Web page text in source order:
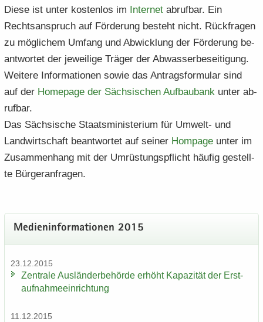
Diese ist unter kos­ten­los im In­ter­net ab­ruf­bar. Ein
Rechts­an­spruch auf För­de­rung be­steht nicht. Rück­fra­gen
zu mög­li­chem Um­fang und Ab­wick­lung der För­de­rung be­
ant­wor­tet der je­wei­li­ge Trä­ger der Ab­was­ser­be­sei­ti­gung.
Wei­te­re In­for­ma­tio­nen sowie das An­trags­for­mu­lar sind
auf der Home­page der Säch­si­schen Auf­bau­bank unter ab­
ruf­bar.
Das Säch­si­sche Staats­mi­nis­te­ri­um für Umwelt-​ und
Land­wirt­schaft be­ant­wor­tet auf sei­ner Hom­pa­ge unter im
Zu­sam­men­hang mit der Um­rüs­tungs­pflicht häu­fig ge­stell­
te Bür­ger­an­fra­gen.
Me­di­en­in­for­ma­tio­nen 2015
23.12.2015
Zen­tra­le Aus­län­der­be­hör­de er­höht Ka­pa­zi­tät der Erst­
auf­nah­me­ein­rich­tung
11.12.2015